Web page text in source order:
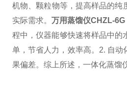
机物、颗粒物等，提高样品的纯
实际需求。万用蒸馏仪CHZL-
程中，仪器能够快速将样品中的
单，节省人力，效率高。 2. 自动
果偏差。 综上所述，一体化蒸馏